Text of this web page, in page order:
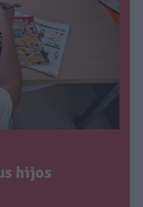
hijos